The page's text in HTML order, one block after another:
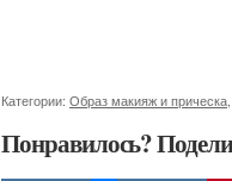
Категории: Образ макияж и прическа
Понравилось?